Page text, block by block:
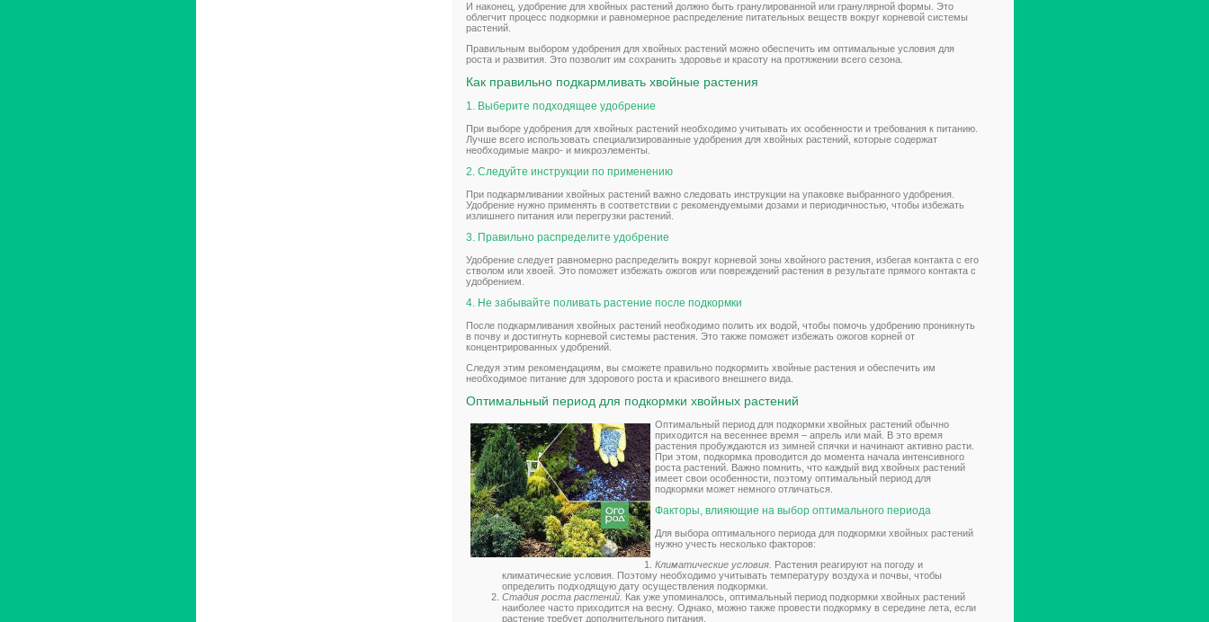
И наконец, удобрение для хвойных растений должно быть гранулированной или гранулярной формы. Это
облегчит процесс подкормки и равномерное распределение питательных веществ вокруг корневой системы
растений.
Правильным выбором удобрения для хвойных растений можно обеспечить им оптимальные условия для
роста и развития. Это позволит им сохранить здоровье и красоту на протяжении всего сезона.
Как правильно подкармливать хвойные растения
1. Выберите подходящее удобрение
При выборе удобрения для хвойных растений необходимо учитывать их особенности и требования к питанию.
Лучше всего использовать специализированные удобрения для хвойных растений, которые содержат
необходимые макро- и микроэлементы.
2. Следуйте инструкции по применению
При подкармливании хвойных растений важно следовать инструкции на упаковке выбранного удобрения.
Удобрение нужно применять в соответствии с рекомендуемыми дозами и периодичностью, чтобы избежать
излишнего питания или перегрузки растений.
3. Правильно распределите удобрение
Удобрение следует равномерно распределить вокруг корневой зоны хвойного растения, избегая контакта с его
стволом или хвоей. Это поможет избежать ожогов или повреждений растения в результате прямого контакта с
удобрением.
4. Не забывайте поливать растение после подкормки
После подкармливания хвойных растений необходимо полить их водой, чтобы помочь удобрению проникнуть
в почву и достигнуть корневой системы растения. Это также поможет избежать ожогов корней от
концентрированных удобрений.
Следуя этим рекомендациям, вы сможете правильно подкормить хвойные растения и обеспечить им
необходимое питание для здорового роста и красивого внешнего вида.
Оптимальный период для подкормки хвойных растений
Оптимальный период для подкормки хвойных растений обычно
приходится на весеннее время – апрель или май. В это время
растения пробуждаются из зимней спячки и начинают активно расти.
При этом, подкормка проводится до момента начала интенсивного
роста растений. Важно помнить, что каждый вид хвойных растений
имеет свои особенности, поэтому оптимальный период для
подкормки может немного отличаться.
Факторы, влияющие на выбор оптимального периода
Для выбора оптимального периода для подкормки хвойных растений
нужно учесть несколько факторов:
Климатические условия. Растения реагируют на погоду и
климатические условия. Поэтому необходимо учитывать температуру воздуха и почвы, чтобы
определить подходящую дату осуществления подкормки.
Стадия роста растений. Как уже упоминалось, оптимальный период подкормки хвойных растений
наиболее часто приходится на весну. Однако, можно также провести подкормку в середине лета, если
растение требует дополнительного питания.